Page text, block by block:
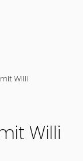
Willi
Willi